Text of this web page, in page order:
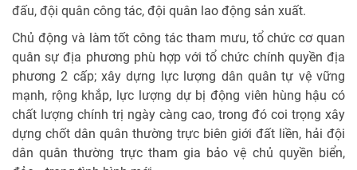
đấu, đội quân công tác, đội quân lao động sản xuất.
Chủ động và làm tốt công tác tham mưu, tổ chức cơ quan
quân sự địa phương phù hợp với tổ chức chính quyền địa
phương 2 cấp; xây dựng lực lượng dân quân tự vệ vững
mạnh, rộng khắp, lực lượng dự bị động viên hùng hậu có
chất lượng chính trị ngày càng cao, trong đó coi trọng xây
dựng chốt dân quân thường trực biên giới đất liền, hải đội
dân quân thường trực tham gia bảo vệ chủ quyền biển,